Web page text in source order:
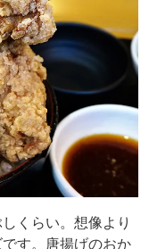
くらい。想像より
す。唐揚げのおか